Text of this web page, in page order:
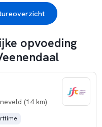
opvoeding
(14 km)